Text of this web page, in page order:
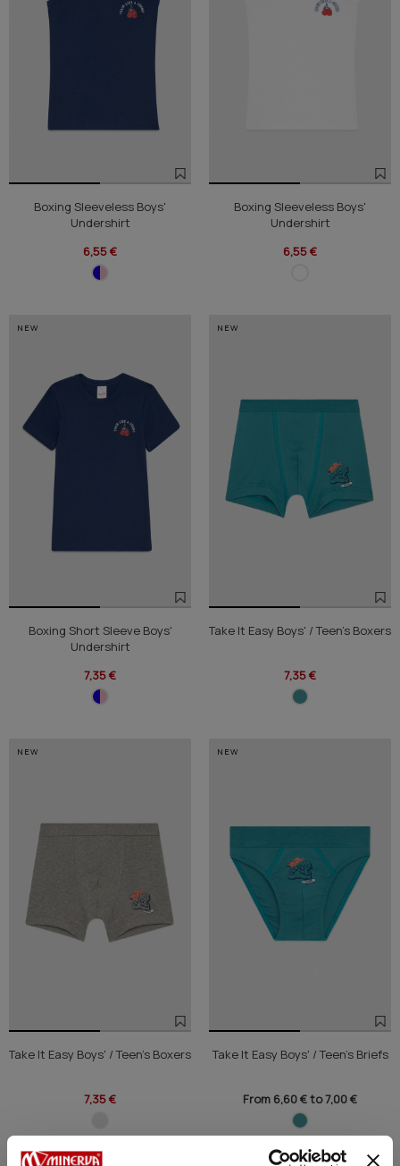
Boxing Sleeveless Boys'
Undershirt
6,55 €
Boxing Sleeveless Boys'
Undershirt
6,55 €
NEW
Boxing Short Sleeve Boys'
Undershirt
7,35 €
NEW
Take It Easy Boys' / Teen's Boxers
7,35 €
NEW
Take It Easy Boys' / Teen's Boxers
7,35 €
NEW
Take It Easy Boys' / Teen's Briefs
From 6,60 € to 7,00 €